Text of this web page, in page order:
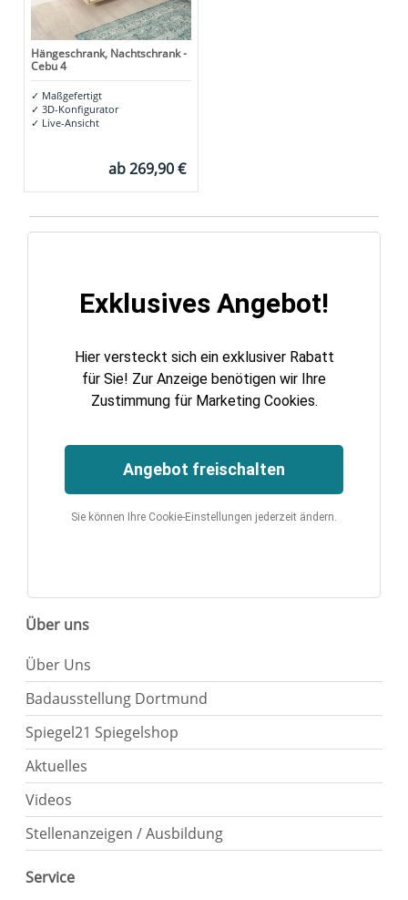
Hängeschrank, Nachtschrank -
Cebu 4
✓ Maßgefertigt
✓ 3D-Konfigurator
✓ Live-Ansicht
ab269,90 €
Exklusives Angebot!
Hier versteckt sich ein exklusiver Rabatt
für Sie! Zur Anzeige benötigen wir Ihre
Zustimmung für Marketing Cookies.
Angebot freischalten
Sie können Ihre Cookie-Einstellungen jederzeit ändern.
Über uns
Über Uns
Badausstellung Dortmund
Spiegel21 Spiegelshop
Aktuelles
Videos
Stellenanzeigen / Ausbildung
Service